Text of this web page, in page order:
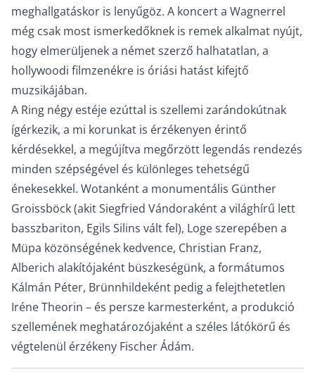
meghallgatáskor is lenyűgöz. A koncert a Wagnerrel
még csak most ismerkedőknek is remek alkalmat nyújt,
hogy elmerüljenek a német szerző halhatatlan, a
hollywoodi filmzenékre is óriási hatást kifejtő
muzsikájában.
A Ring négy estéje ezúttal is szellemi zarándokútnak
ígérkezik, a mi korunkat is érzékenyen érintő
kérdésekkel, a megújítva megőrzött legendás rendezés
minden szépségével és különleges tehetségű
énekesekkel. Wotanként a monumentális Günther
Groissböck (akit Siegfried Vándoraként a világhírű lett
basszbariton, Egils Silins vált fel), Loge szerepében a
Müpa közönségének kedvence, Christian Franz,
Alberich alakítójaként büszkeségünk, a formátumos
Kálmán Péter, Brünnhildeként pedig a felejthetetlen
Iréne Theorin – és persze karmesterként, a produkció
szellemének meghatározójaként a széles látókörű és
végtelenül érzékeny Fischer Ádám.